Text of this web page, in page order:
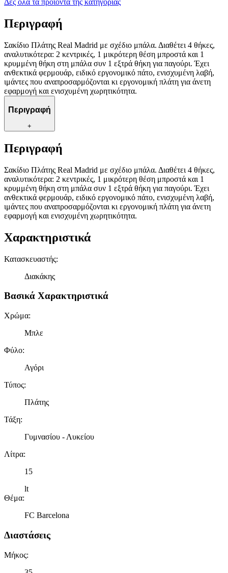
Δες όλα τα προϊόντα της κατηγορίας
Περιγραφή
Σακίδιο Πλάτης Real Madrid με σχέδιο μπάλα. Διαθέτει 4 θήκες,
αναλυτικότερα: 2 κεντρικές, 1 μικρότερη θέση μπροστά και 1
κρυμμένη θήκη στη μπάλα συν 1 εξτρά θήκη για παγούρι. Έχει
ανθεκτικά φερμουάρ, ειδικό εργονομικό πάτο, ενισχυμένη λαβή,
ιμάντες που αναπροσαρμόζονται κι εργονομική πλάτη για άνετη
εφαρμογή και ενισχυμένη χωρητικότητα.
Περιγραφή
+
Περιγραφή
Σακίδιο Πλάτης Real Madrid με σχέδιο μπάλα. Διαθέτει 4 θήκες,
αναλυτικότερα: 2 κεντρικές, 1 μικρότερη θέση μπροστά και 1
κρυμμένη θήκη στη μπάλα συν 1 εξτρά θήκη για παγούρι. Έχει
ανθεκτικά φερμουάρ, ειδικό εργονομικό πάτο, ενισχυμένη λαβή,
ιμάντες που αναπροσαρμόζονται κι εργονομική πλάτη για άνετη
εφαρμογή και ενισχυμένη χωρητικότητα.
Χαρακτηριστικά
Κατασκευαστής:
Διακάκης
Βασικά Χαρακτηριστικά
Χρώμα:
Μπλε
Φύλο:
Αγόρι
Τύπος:
Πλάτης
Τάξη:
Γυμνασίου - Λυκείου
Λίτρα:
15
lt
Θέμα:
FC Barcelona
Διαστάσεις
Μήκος: